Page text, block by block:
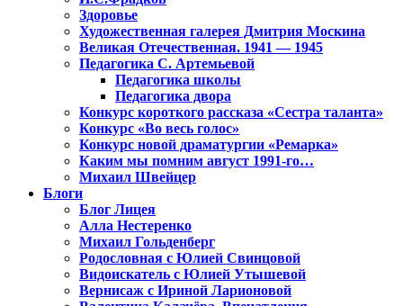
Здоровье
Художественная галерея Дмитрия Москина
Великая Отечественная. 1941 — 1945
Педагогика С. Артемьевой
Педагогика школы
Педагогика двора
Конкурс короткого рассказа «Сестра таланта»
Конкурс «Во весь голос»
Конкурс новой драматургии «Ремарка»
Каким мы помним август 1991-го…
Михаил Швейцер
Блоги
Блог Лицея
Алла Нестеренко
Михаил Гольденберг
Родословная с Юлией Свинцовой
Видоискатель с Юлией Утышевой
Вернисаж с Ириной Ларионовой